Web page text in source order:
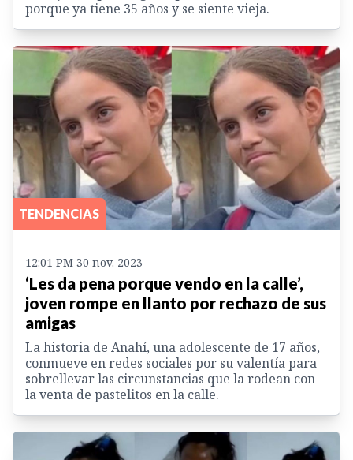
porque ya tiene 35 años y se siente vieja.
TENDENCIAS
12:01 PM 30 nov. 2023
‘Les da pena porque vendo en la calle’,
joven rompe en llanto por rechazo de sus
amigas
La historia de Anahí, una adolescente de 17 años,
conmueve en redes sociales por su valentía para
sobrellevar las circunstancias que la rodean con
la venta de pastelitos en la calle.